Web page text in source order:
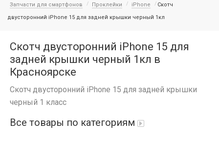
Запчасти для смартфонов Проклейки iPhone
Скотч
двусторонний iPhone 15 для задней крышки черный 1кл
Скотч двусторонний iPhone 15 для
задней крышки черный 1кл в
Красноярске
Скотч двусторонний iPhone 15 для задней крышки
черный 1 класс
Все товары по категориям